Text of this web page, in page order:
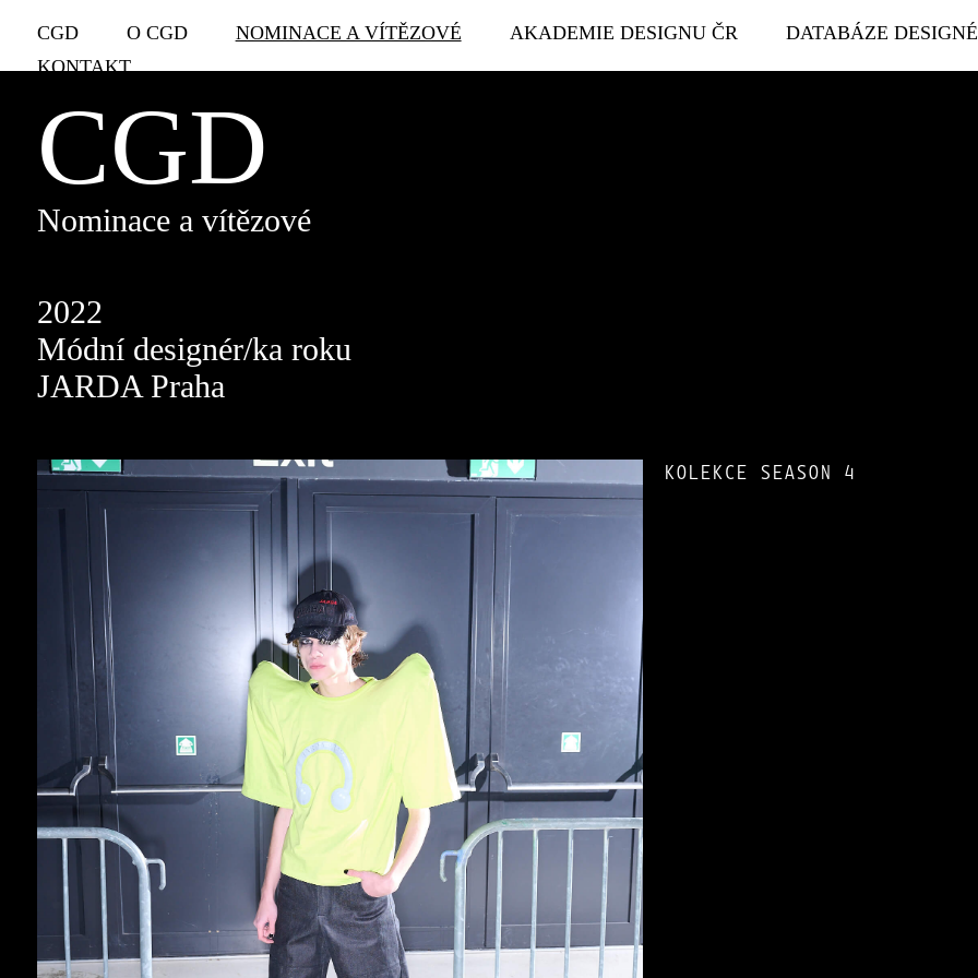
CGD O CGD NOMINACE A VÍTĚZOVÉ AKADEMIE DESIGNU ČR DATABÁZE
KONTAKT
CGD
Nominace a vítězové
2022
Módní designér/ka roku
JARDA Praha
KOLEKCE SEASON 4